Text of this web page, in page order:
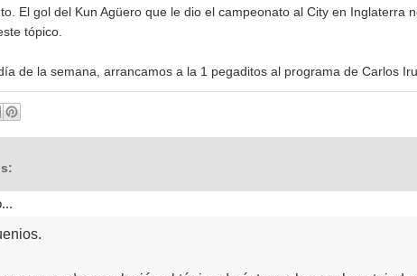
El gol del Kun Agüero que le dio el campeonato al City en Inglaterra
tópico.
de la semana, arrancamos a la 1 pegaditos al programa de Carlos